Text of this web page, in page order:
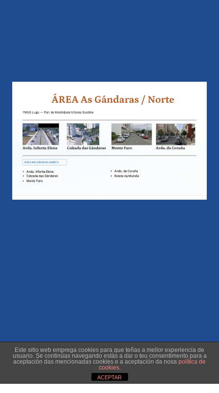
Este sitio web emprega cookies para que teñas a mellor experiencia de
usuario. Se continúas navegando estás a dar o teu consentimento para a
aceptación das mencionadas cookies e a aceptación da nosa política de
cookies.
ACEPTAR